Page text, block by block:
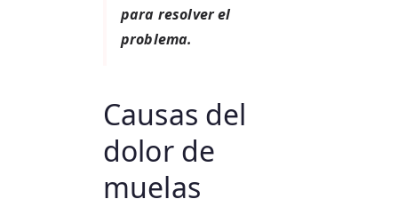
para resolver el
problema.
Causas del
dolor de
muelas